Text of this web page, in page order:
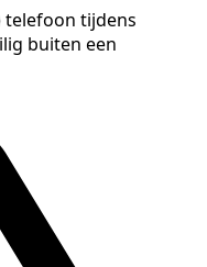
telefoon tijdens
buiten een